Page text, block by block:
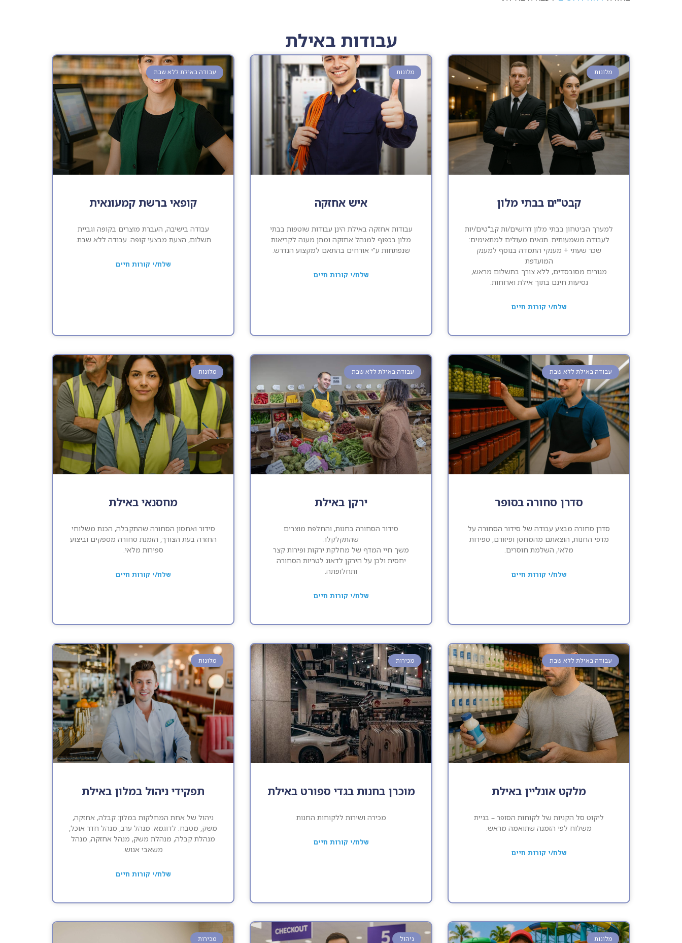
מלונות
קבט"ים בבתי מלון
למערך הביטחון בבתי מלון דרושים/ות קב"טים/יות
לעבודה משמעותית. תנאים מעולים למתאימים:
שכר שעתי + מענקי התמדה בנוסף למענק
המועדפת
מגורים מסובסדים, ללא צורך בתשלום מראש,
נסיעות חינם בתוך אילת וארוחות.
שלח/י קורות חיים
מלונות
איש אחזקה
עבודות אחזקה באילת הינן עבודות שוטפות בבתי
מלון בכפוף למנהל אחזקה ומתן מענה לקריאות
שנפתחות ע"י אורחים בהתאם למקצוע הנדרש.
שלח/י קורות חיים
עבודה באילת ללא שבת
קופאי ברשת קמעונאית
עבודה בישיבה, העברת מוצרים בקופה וגביית
תשלום, הצעת מבצעי קופה. עבודה ללא שבת.
שלח/י קורות חיים
עבודה באילת ללא שבת
סדרן סחורה בסופר
סדרן סחורה מבצע עבודה של סידור הסחורה על
מדפי החנות, הוצאתם מהמחסן ופיזורם, ספירות
מלאי, השלמת חוסרים.
שלח/י קורות חיים
עבודה באילת ללא שבת
ירקן באילת
סידור הסחורה בחנות, והחלפת מוצרים
שהתקלקלו.
משך חיי המדף של מחלקת ירקות ופירות קצר
יחסית ולכן על הירקן לדאוג לטריות הסחורה
ותחלופתה.
שלח/י קורות חיים
מלונות
מחסנאי באילת
סידור ואחסון הסחורה שהתקבלה, הכנת משלוחי
החזרה בעת הצורך, הזמנת סחורה מספקים וביצוע
ספירות מלאי.
שלח/י קורות חיים
עבודה באילת ללא שבת
מלקט אונליין באילת
ליקוט סל הקניות של לקוחות הסופר – בניית
משלוח לפי הזמנה שתואמה מראש.
שלח/י קורות חיים
מכירות
מוכרן בחנות בגדי ספורט באילת
מכירה ושירות ללקוחות החנות
שלח/י קורות חיים
מלונות
תפקידי ניהול במלון באילת
ניהול של אחת המחלקות במלון: קבלה, אחזקה,
משק, מטבח. לדוגמא: מנהל ערב, מנהל חדר אוכל,
מנהלת קבלה, מנהלת משק, מנהל אחזקה, מנהל
משאבי אנוש.
שלח/י קורות חיים
מלונות ניהול מכירות
עבודות באילת